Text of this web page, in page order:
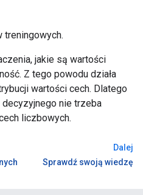
treningowych.
jakie są wartości
Z tego powodu działa
wartości cech. Dlatego
nie trzeba
liczbowych.
Dalej
Sprawdź swoją wiedzę